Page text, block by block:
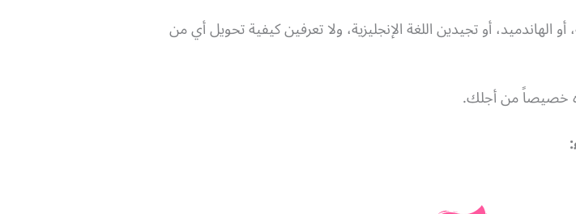
الهاندميد، أو تجيدين اللغة الإنجليزية، ولا تعرفين كيفية تحويل أي من
خصيصاً من أجلك.